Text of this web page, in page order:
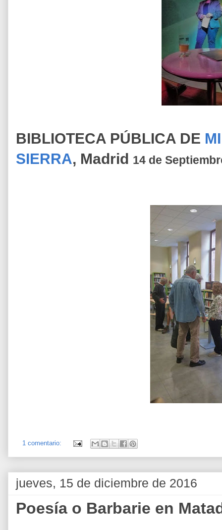
BIBLIOTECA PÚBLICA DE
SIERRA, Madrid 14 de
1 comentario:
jueves, 15 de diciembre de 2016
Poesía o Barbarie en